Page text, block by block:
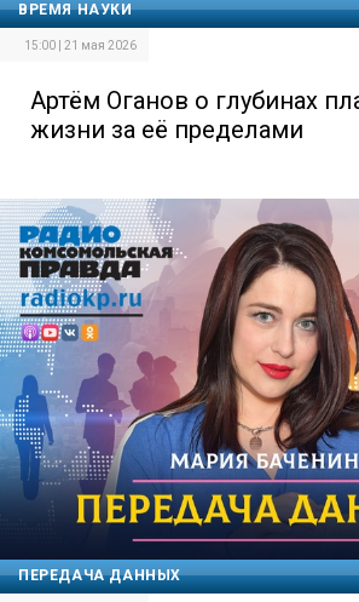
ВРЕМЯ НАУКИ
15:00 | 21 мая 2026
Артём Оганов о глубинах
жизни за её пределами
ПЕРЕДАЧА ДАННЫХ